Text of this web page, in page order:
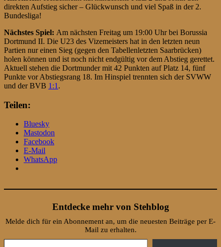
direkten Aufstieg sicher – Glückwunsch und viel Spaß in der 2.
Bundesliga!
Nächstes Spiel: Am nächsten Freitag um 19:00 Uhr bei Borussia
Dortmund II. Die U23 des Vizemeisters hat in den letzten neun
Partien nur einen Sieg (gegen den Tabellenletzten Saarbrücken)
holen können und ist noch nicht endgültig vor dem Abstieg gerettet.
Aktuell stehen die Dortmunder mit 42 Punkten auf Platz 14, fünf
Punkte vor Abstiegsrang 18. Im Hinspiel trennten sich der SVWW
und der BVB 1:1 .
Teilen:
Bluesky
Mastodon
Facebook
E-Mail
WhatsApp
Entdecke mehr von Stehblog
Melde dich für ein Abonnement an, um die neuesten Beiträge per E-
Mail zu erhalten.
Gib deine E-Mail-Adresse ein ...